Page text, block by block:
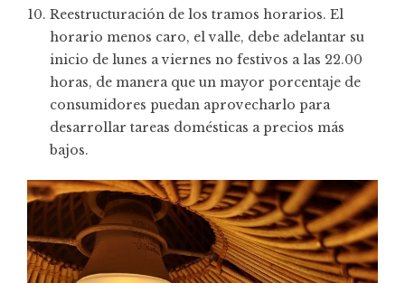
Reestructuración de los tramos horarios. El
horario menos caro, el valle, debe adelantar su
inicio de lunes a viernes no festivos a las 22.00
horas, de manera que un mayor porcentaje de
consumidores puedan aprovecharlo para
desarrollar tareas domésticas a precios más
bajos.